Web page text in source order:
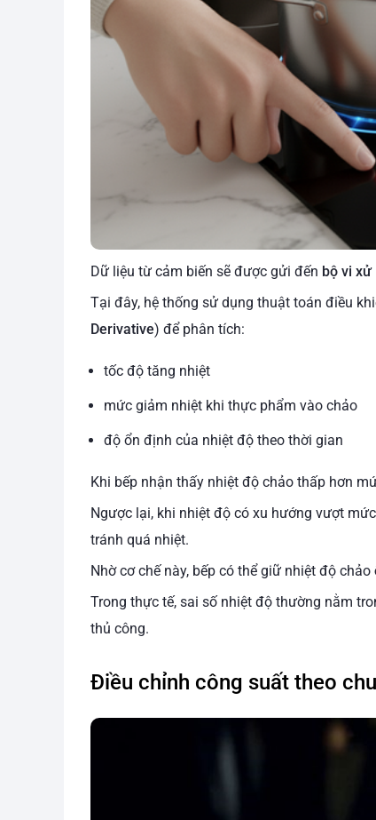
Dữ liệu từ cảm biến sẽ được gửi đến bộ vi
Tại đây, hệ thống sử dụng thuật toán điều
Derivative) để phân tích:
tốc độ tăng nhiệt
mức giảm nhiệt khi thực phẩm vào chảo
độ ổn định của nhiệt độ theo thời gian
Khi bếp nhận thấy nhiệt độ chảo thấp hơn
Ngược lại, khi nhiệt độ có xu hướng vượt
tránh quá nhiệt.
Nhờ cơ chế này, bếp có thể giữ nhiệt độ chảo
Trong thực tế, sai số nhiệt độ thường nằm
thủ công.
Điều chỉnh công suất theo